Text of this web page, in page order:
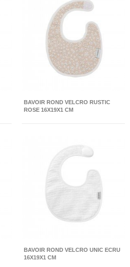
BAVOIR ROND VELCRO RUSTIC
ROSE 16X19X1 CM
BAVOIR ROND VELCRO UNIC ECRU
16X19X1 CM